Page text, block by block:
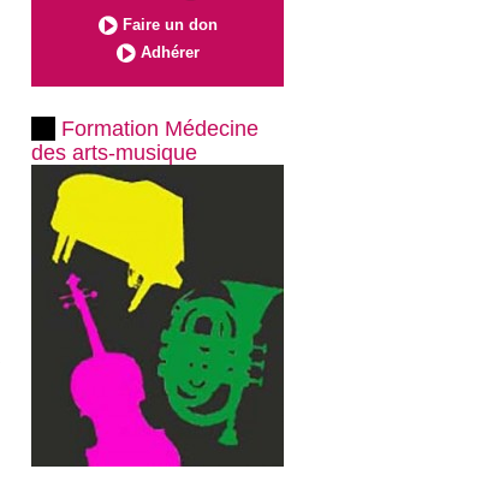
Faire un don
Adhérer
Formation Médecine
des arts-musique